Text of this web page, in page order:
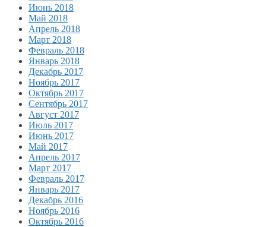
Июнь 2018
Май 2018
Апрель 2018
Март 2018
Февраль 2018
Январь 2018
Декабрь 2017
Ноябрь 2017
Октябрь 2017
Сентябрь 2017
Август 2017
Июль 2017
Июнь 2017
Май 2017
Апрель 2017
Март 2017
Февраль 2017
Январь 2017
Декабрь 2016
Ноябрь 2016
Октябрь 2016